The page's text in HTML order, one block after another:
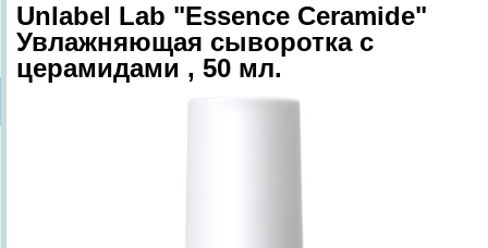
Unlabel Lab "Essence Ceramide"
Увлажняющая сыворотка с
церамидами , 50 мл.